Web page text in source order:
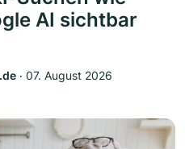
AI sichtbar
‧ 07. August 2026